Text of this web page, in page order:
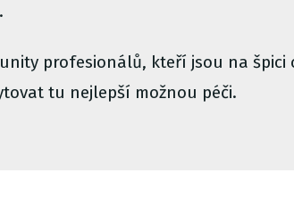
profesionálů, kteří jsou na
tu nejlepší možnou péči.